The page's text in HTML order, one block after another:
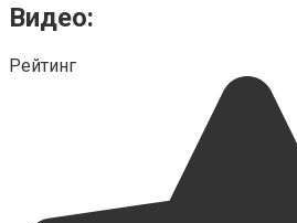
Видео:
Рейтинг